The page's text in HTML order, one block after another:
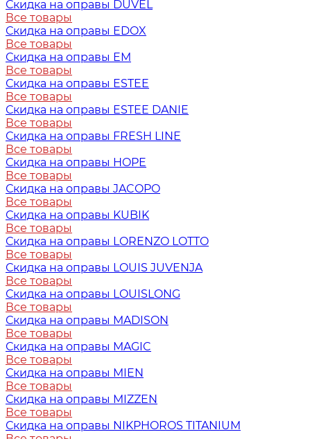
Скидка на оправы DUVEL
Все товары
Скидка на оправы EDOX
Все товары
Скидка на оправы EM
Все товары
Скидка на оправы ESTEE
Все товары
Скидка на оправы ESTEE DANIE
Все товары
Скидка на оправы FRESH LINE
Все товары
Скидка на оправы HOPE
Все товары
Скидка на оправы JACOPO
Все товары
Скидка на оправы KUBIK
Все товары
Скидка на оправы LORENZO LOTTO
Все товары
Скидка на оправы LOUIS JUVENJA
Все товары
Скидка на оправы LOUISLONG
Все товары
Скидка на оправы MADISON
Все товары
Скидка на оправы MAGIC
Все товары
Скидка на оправы MIEN
Все товары
Скидка на оправы MIZZEN
Все товары
Скидка на оправы NIKPHOROS TITANIUM